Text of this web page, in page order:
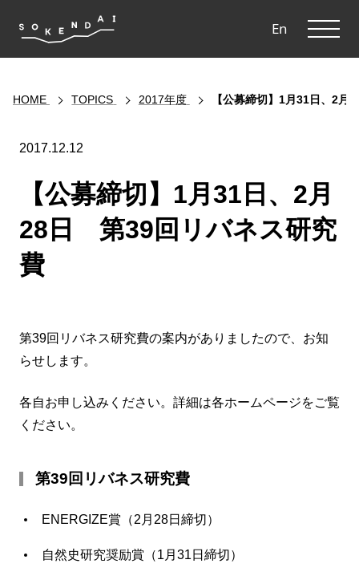
En
HOME TOPICS 2017年度 【公募締切】1月31日、2
2017.12.12
【公募締切】1月31日、2月
28日 第39回リバネス研究
費
第39回リバネス研究費の案内がありましたので、お知
らせします。
各自お申し込みください。詳細は各ホームページをご覧
ください。
第39回リバネス研究費
ENERGIZE賞（2月28日締切）
自然史研究奨励賞（1月31日締切）